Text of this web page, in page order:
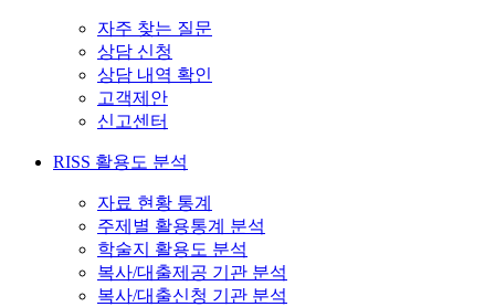
자주 찾는 질문
상담 신청
상담 내역 확인
고객제안
신고센터
RISS 활용도 분석
자료 현황 통계
주제별 활용통계 분석
학술지 활용도 분석
복사/대출제공 기관 분석
복사/대출신청 기관 분석